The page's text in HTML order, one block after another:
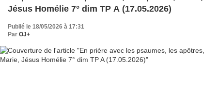
Jésus Homélie 7° dim TP A (17.05.2026)
Publié le 18/05/2026 à 17:31
Par OJ+